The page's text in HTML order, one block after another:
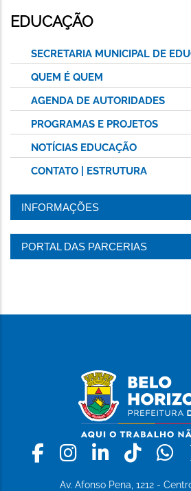
ESTA
PÁGINA
EDUCAÇÃO
SECRETARIA MUNICIPAL DE
QUEM É QUEM
AGENDA DE AUTORIDADES
PROGRAMAS E PROJETOS
NOTÍCIAS EDUCAÇÃO
CONTATO | ESTRUTURA
INFORMAÇÕES
PORTAL DAS PARCERIAS
Facebook
Instagram
Linkedin
Av. Afonso Pena, 1212 -